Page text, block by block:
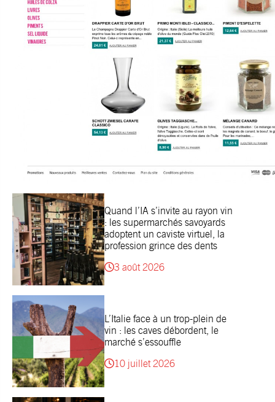
Quand l’IA s’invite au rayon vin
: les supermarchés savoyards
adoptent un caviste virtuel, la
profession grince des dents
3 août 2026
L’Italie face à un trop-plein de
vin : les caves débordent, le
marché s’essouffle
10 juillet 2026